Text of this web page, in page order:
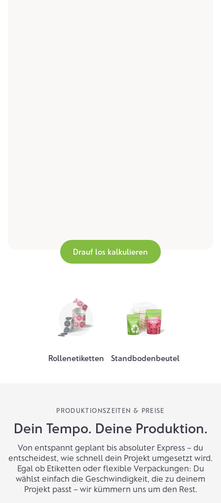
Drauf los kalkulieren
Rollenetiketten Standbodenbeutel
PRODUKTIONSZEITEN & PREISE
Dein Tempo. Deine Produktion.
Von entspannt geplant bis absoluter Express – du
entscheidest, wie schnell dein Projekt umgesetzt wird.
Egal ob Etiketten oder flexible Verpackungen: Du
wählst einfach die Geschwindigkeit, die zu deinem
Projekt passt – wir kümmern uns um den Rest.